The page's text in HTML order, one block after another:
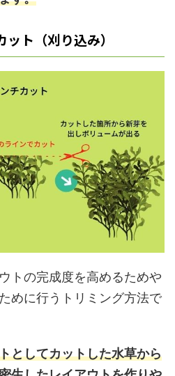
ット（刈り込み）
トの完成度を高めるためや
めに行うトリミング方法で
としてカットした水草から